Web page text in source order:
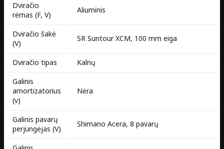
Dviračio
rėmas (F, V)
Aliuminis
Dviračio šakė
(V)
SR Suntour XCM, 100 mm eiga
Dviračio tipas
Kalnų
Galinis
amortizatorius
(v)
Nėra
Galinis pavarų
perjungėjas (V)
Shimano Acera, 8 pavarų